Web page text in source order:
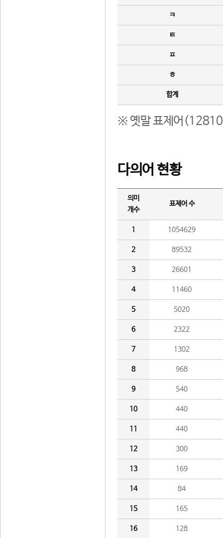
ㅋ
ㅌ
ㅍ
ㅎ
합계
※ 옛말 표제어(12810
다의어 현황
의미
개수
표제어 수
1 1054629
2 89532
3 26601
4 11460
5 5020
6 2322
7 1302
8 968
9 540
10 440
11 440
12 300
13 169
14 84
15 165
16 128